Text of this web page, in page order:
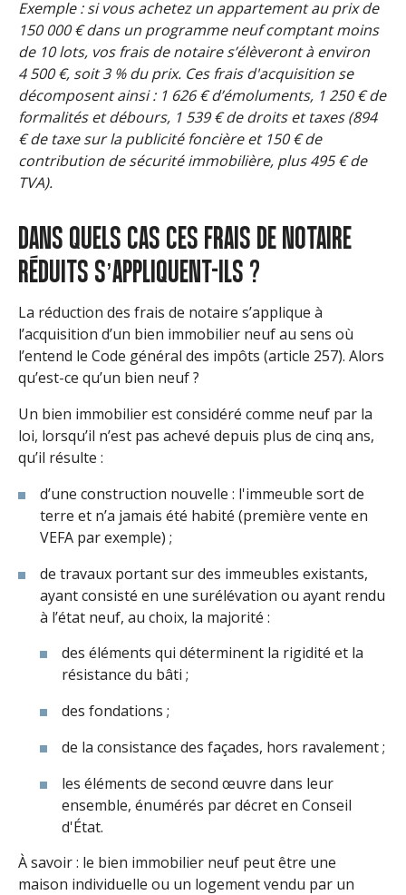
Exemple : si vous achetez un appartement au prix de
150 000 € dans un programme neuf comptant moins
de 10 lots, vos frais de notaire s’élèveront à environ
4 500 €, soit 3 % du prix. Ces frais d'acquisition se
décomposent ainsi : 1 626 € d’émoluments, 1 250 € de
formalités et débours, 1 539 € de droits et taxes (894
€ de taxe sur la publicité foncière et 150 € de
contribution de sécurité immobilière, plus 495 € de
TVA).
DANS QUELS CAS CES FRAIS DE NOTAIRE
RÉDUITS S’APPLIQUENT-ILS ?
La réduction des frais de notaire s’applique à
l’acquisition d’un bien immobilier neuf au sens où
l’entend le Code général des impôts (article 257). Alors
qu’est-ce qu’un bien neuf ?
Un bien immobilier est considéré comme neuf par la
loi, lorsqu’il n’est pas achevé depuis plus de cinq ans,
qu’il résulte :
d’une construction nouvelle : l'immeuble sort de
terre et n’a jamais été habité (première vente en
VEFA par exemple) ;
de travaux portant sur des immeubles existants,
ayant consisté en une surélévation ou ayant rendu
à l’état neuf, au choix, la majorité :
des éléments qui déterminent la rigidité et la
résistance du bâti ;
des fondations ;
de la consistance des façades, hors ravalement ;
les éléments de second œuvre dans leur
ensemble, énumérés par décret en Conseil
d'État.
À savoir : le bien immobilier neuf peut être une
maison individuelle ou un logement vendu par un